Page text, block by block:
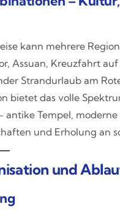
kann mehrere
Assuan, Kreuzfahrt
Strandurlaub am
bietet das volle
antike Tempel, moderne
und Erholung an
und